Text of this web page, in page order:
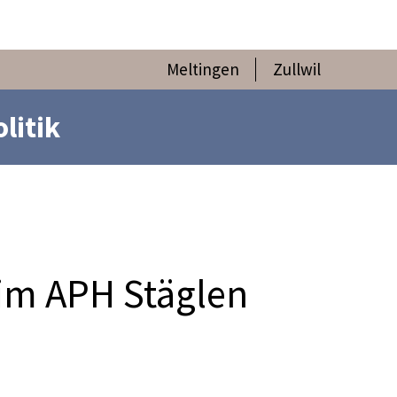
Meltingen Zullwil
APH Stäglen